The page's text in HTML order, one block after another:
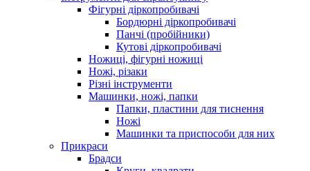
Фігурні діркопробивачі
Бордюрні діркопробивачі
Панчі (пробійники)
Кутові діркопробивачі
Ножиці, фігурні ножиці
Ножі, різаки
Різні інструменти
Машинки, ножі, папки
Папки, пластини для тиснення
Ножі
Машинки та приспособи для них
Прикраси
Брадси